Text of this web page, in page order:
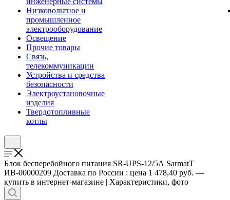
Низковольтное и
промышленное
электрооборудование
Освещение
Прочие товары
Связь,
телекоммуникации
Устройства и средства
безопасности
Электроустановочные
изделия
Твердотопливные
котлы
Блок бесперебойного питания SR-UPS-12/5А SarmatT
ИВ-00000209 Доставка по России : цена 1 478,40 руб. —
купить в интернет-магазине | Характеристики, фото